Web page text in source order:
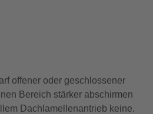
offener oder geschlossener
Bereich stärker abschirmen
Dachlamellenantrieb keine.